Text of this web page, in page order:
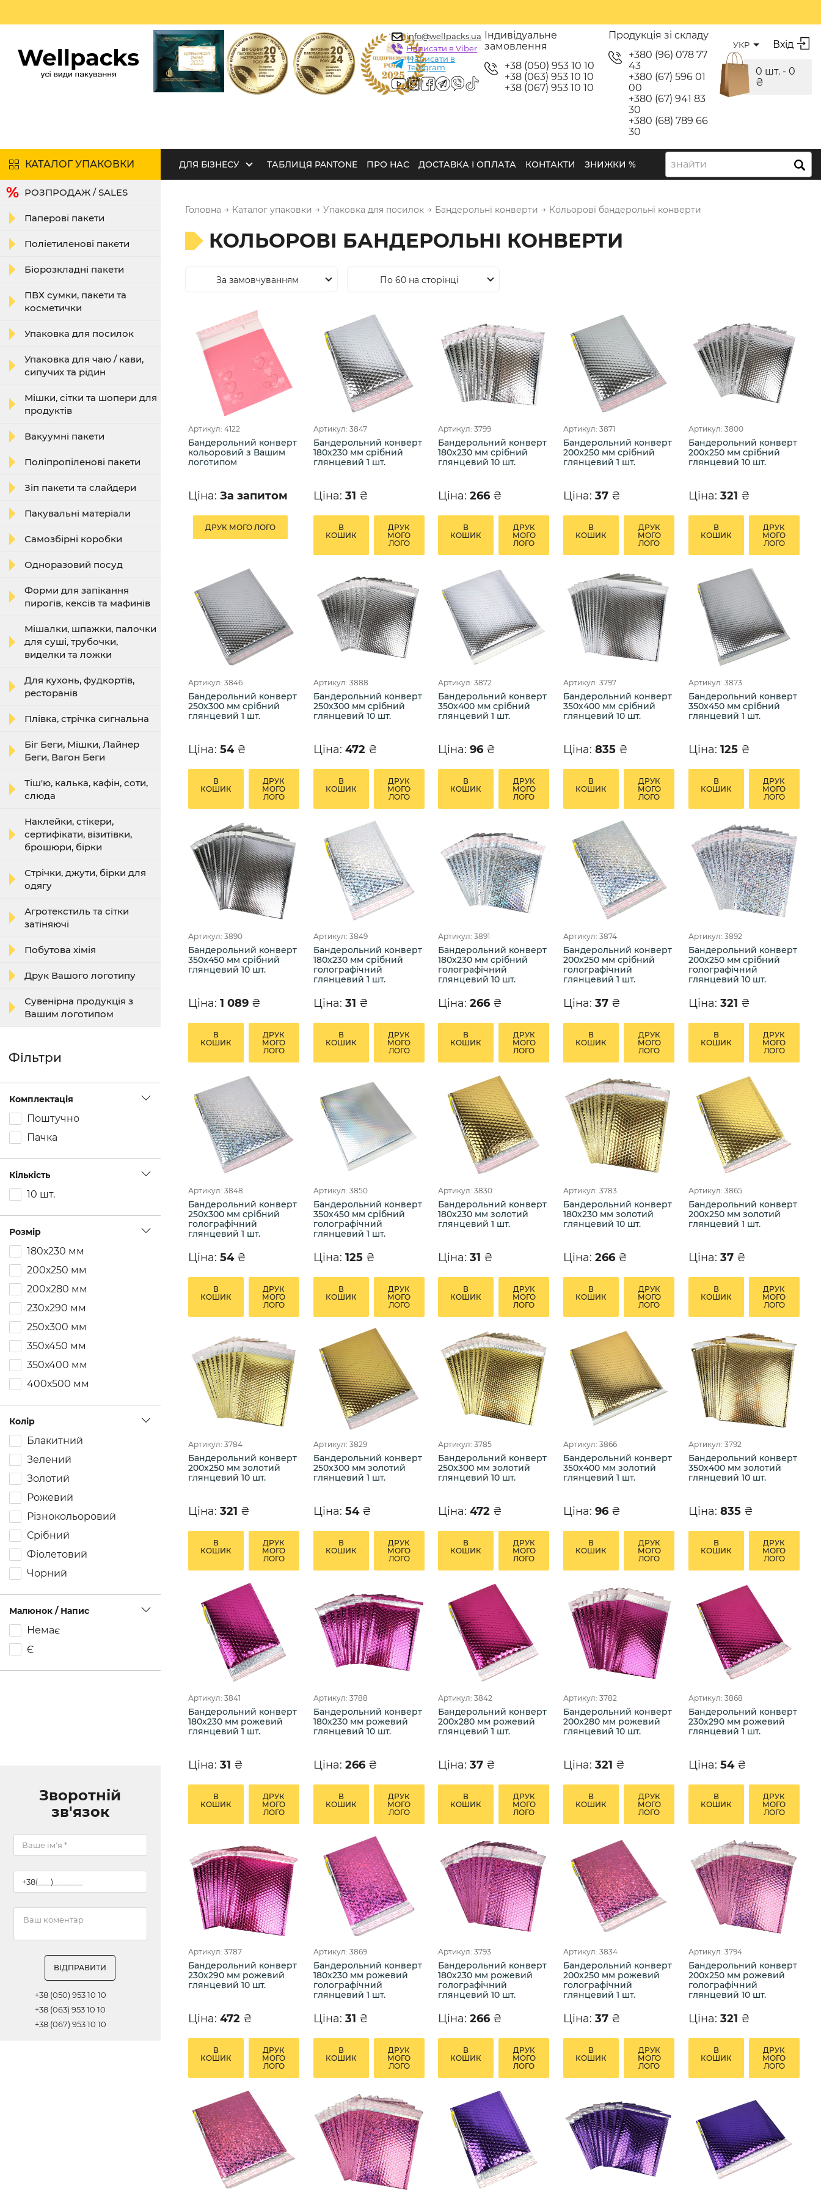
info@wellpacks.ua
Написати в Viber
Написати в
Telegram
Індивідуальне
замовлення
+38 (050) 953 10 10
+38 (063) 953 10 10
+38 (067) 953 10 10
Продукція зі складу
+380 (96) 078 77
43
+380 (67) 596 01
00
+380 (67) 941 83
30
+380 (68) 789 66
30
УКР Вхід
0 шт. - 0
₴
КАТАЛОГ УПАКОВКИ ДЛЯ БІЗНЕСУ ТАБЛИЦЯ PANTONE ПРО НАС ДОСТАВКА І ОПЛАТА КОНТАКТИ ЗНИЖКИ % знайти
РОЗПРОДАЖ / SALES
Паперові пакети
Поліетиленові пакети
Біорозкладні пакети
ПВХ сумки, пакети та
косметички
Упаковка для посилок
Упаковка для чаю / кави,
сипучих та рідин
Мішки, сітки та шопери для
продуктів
Вакуумні пакети
Поліпропіленові пакети
Зіп пакети та слайдери
Пакувальні матеріали
Самозбірні коробки
Одноразовий посуд
Форми для запікання
пирогів, кексів та мафинів
Мішалки, шпажки, палочки
для суші, трубочки,
виделки та ложки
Для кухонь, фудкортів,
ресторанів
Плівка, стрічка сигнальна
Біг Беги, Мішки, Лайнер
Беги, Вагон Беги
Тіш'ю, калька, кафін, соти,
слюда
Наклейки, стікери,
сертифікати, візитівки,
брошюри, бірки
Стрічки, джути, бірки для
одягу
Агротекстиль та сітки
затіняючі
Побутова хімія
Друк Вашого логотипу
Сувенірна продукція з
Вашим логотипом
Фільтри
Комплектація
Поштучно
Пачка
Кількість
10 шт.
Розмір
180х230 мм
200х250 мм
200х280 мм
230х290 мм
250х300 мм
350х450 мм
350х400 мм
400х500 мм
Колір
Блакитний
Зелений
Золотий
Рожевий
Різнокольоровий
Срібний
Фіолетовий
Чорний
Малюнок / Напис
Немає
Є
Зворотній
зв'язок
ВІДПРАВИТИ
+38 (050) 953 10 10
+38 (063) 953 10 10
+38 (067) 953 10 10
Головна → Каталог упаковки → Упаковка для посилок → Бандерольні конверти → Кольорові бандерольні конверти
КОЛЬОРОВІ БАНДЕРОЛЬНІ КОНВЕРТИ
За замовчуванням По 60 на сторінці
Артикул: 4122
Бандерольний конверт
кольоровий з Вашим
логотипом
Ціна: За запитом
ДРУК МОГО ЛОГО
Артикул: 3847
Бандерольний конверт
180х230 мм срібний
глянцевий 1 шт.
Ціна: 31 ₴
В
КОШИК
ДРУК
МОГО
ЛОГО
Артикул: 3799
Бандерольний конверт
180х230 мм срібний
глянцевий 10 шт.
Ціна:266 ₴
В
КОШИК
ДРУК
МОГО
ЛОГО
Артикул: 3871
Бандерольний конверт
200х250 мм срібний
глянцевий 1 шт.
Ціна:37 ₴
В
КОШИК
ДРУК
МОГО
ЛОГО
Артикул: 3800
Бандерольний конверт
200х250 мм срібний
глянцевий 10 шт.
Ціна: 321 ₴
В
КОШИК
ДРУК
МОГО
ЛОГО
Артикул: 3846
Бандерольний конверт
250х300 мм срібний
глянцевий 1 шт.
Ціна: 54 ₴
В
КОШИК
ДРУК
МОГО
ЛОГО
Артикул: 3888
Бандерольний конверт
250х300 мм срібний
глянцевий 10 шт.
Ціна: 472 ₴
В
КОШИК
ДРУК
МОГО
ЛОГО
Артикул: 3872
Бандерольний конверт
350х400 мм срібний
глянцевий 1 шт.
Ціна:96 ₴
В
КОШИК
ДРУК
МОГО
ЛОГО
Артикул: 3797
Бандерольний конверт
350х400 мм срібний
глянцевий 10 шт.
Ціна:835 ₴
В
КОШИК
ДРУК
МОГО
ЛОГО
Артикул: 3873
Бандерольний конверт
350х450 мм срібний
глянцевий 1 шт.
Ціна: 125 ₴
В
КОШИК
ДРУК
МОГО
ЛОГО
Артикул: 3890
Бандерольний конверт
350х450 мм срібний
глянцевий 10 шт.
Ціна: 1 089 ₴
В
КОШИК
ДРУК
МОГО
ЛОГО
Артикул: 3849
Бандерольний конверт
180х230 мм срібний
голографічний
глянцевий 1 шт.
Ціна: 31 ₴
В
КОШИК
ДРУК
МОГО
ЛОГО
Артикул: 3891
Бандерольний конверт
180х230 мм срібний
голографічний
глянцевий 10 шт.
Ціна:266 ₴
В
КОШИК
ДРУК
МОГО
ЛОГО
Артикул: 3874
Бандерольний конверт
200х250 мм срібний
голографічний
глянцевий 1 шт.
Ціна:37 ₴
В
КОШИК
ДРУК
МОГО
ЛОГО
Артикул: 3892
Бандерольний конверт
200х250 мм срібний
голографічний
глянцевий 10 шт.
Ціна: 321 ₴
В
КОШИК
ДРУК
МОГО
ЛОГО
Артикул: 3848
Бандерольний конверт
250х300 мм срібний
голографічний
глянцевий 1 шт.
Ціна: 54 ₴
В
КОШИК
ДРУК
МОГО
ЛОГО
Артикул: 3850
Бандерольний конверт
350х450 мм срібний
голографічний
глянцевий 1 шт.
Ціна: 125 ₴
В
КОШИК
ДРУК
МОГО
ЛОГО
Артикул: 3830
Бандерольний конверт
180х230 мм золотий
глянцевий 1 шт.
Ціна:31 ₴
В
КОШИК
ДРУК
МОГО
ЛОГО
Артикул: 3783
Бандерольний конверт
180х230 мм золотий
глянцевий 10 шт.
Ціна:266 ₴
В
КОШИК
ДРУК
МОГО
ЛОГО
Артикул: 3865
Бандерольний конверт
200х250 мм золотий
глянцевий 1 шт.
Ціна: 37 ₴
В
КОШИК
ДРУК
МОГО
ЛОГО
Артикул: 3784
Бандерольний конверт
200х250 мм золотий
глянцевий 10 шт.
Ціна: 321 ₴
В
КОШИК
ДРУК
МОГО
ЛОГО
Артикул: 3829
Бандерольний конверт
250х300 мм золотий
глянцевий 1 шт.
Ціна: 54 ₴
В
КОШИК
ДРУК
МОГО
ЛОГО
Артикул: 3785
Бандерольний конверт
250х300 мм золотий
глянцевий 10 шт.
Ціна:472 ₴
В
КОШИК
ДРУК
МОГО
ЛОГО
Артикул: 3866
Бандерольний конверт
350х400 мм золотий
глянцевий 1 шт.
Ціна:96 ₴
В
КОШИК
ДРУК
МОГО
ЛОГО
Артикул: 3792
Бандерольний конверт
350х400 мм золотий
глянцевий 10 шт.
Ціна: 835 ₴
В
КОШИК
ДРУК
МОГО
ЛОГО
Артикул: 3841
Бандерольний конверт
180х230 мм рожевий
глянцевий 1 шт.
Ціна: 31 ₴
В
КОШИК
ДРУК
МОГО
ЛОГО
Артикул: 3788
Бандерольний конверт
180х230 мм рожевий
глянцевий 10 шт.
Ціна: 266 ₴
В
КОШИК
ДРУК
МОГО
ЛОГО
Артикул: 3842
Бандерольний конверт
200х280 мм рожевий
глянцевий 1 шт.
Ціна:37 ₴
В
КОШИК
ДРУК
МОГО
ЛОГО
Артикул: 3782
Бандерольний конверт
200х280 мм рожевий
глянцевий 10 шт.
Ціна:321 ₴
В
КОШИК
ДРУК
МОГО
ЛОГО
Артикул: 3868
Бандерольний конверт
230х290 мм рожевий
глянцевий 1 шт.
Ціна: 54 ₴
В
КОШИК
ДРУК
МОГО
ЛОГО
Артикул: 3787
Бандерольний конверт
230х290 мм рожевий
глянцевий 10 шт.
Ціна: 472 ₴
В
КОШИК
ДРУК
МОГО
ЛОГО
Артикул: 3869
Бандерольний конверт
180х230 мм рожевий
голографічний
глянцевий 1 шт.
Ціна: 31 ₴
В
КОШИК
ДРУК
МОГО
ЛОГО
Артикул: 3793
Бандерольний конверт
180х230 мм рожевий
голографічний
глянцевий 10 шт.
Ціна:266 ₴
В
КОШИК
ДРУК
МОГО
ЛОГО
Артикул: 3834
Бандерольний конверт
200х250 мм рожевий
голографічний
глянцевий 1 шт.
Ціна:37 ₴
В
КОШИК
ДРУК
МОГО
ЛОГО
Артикул: 3794
Бандерольний конверт
200х250 мм рожевий
голографічний
глянцевий 10 шт.
Ціна: 321 ₴
В
КОШИК
ДРУК
МОГО
ЛОГО